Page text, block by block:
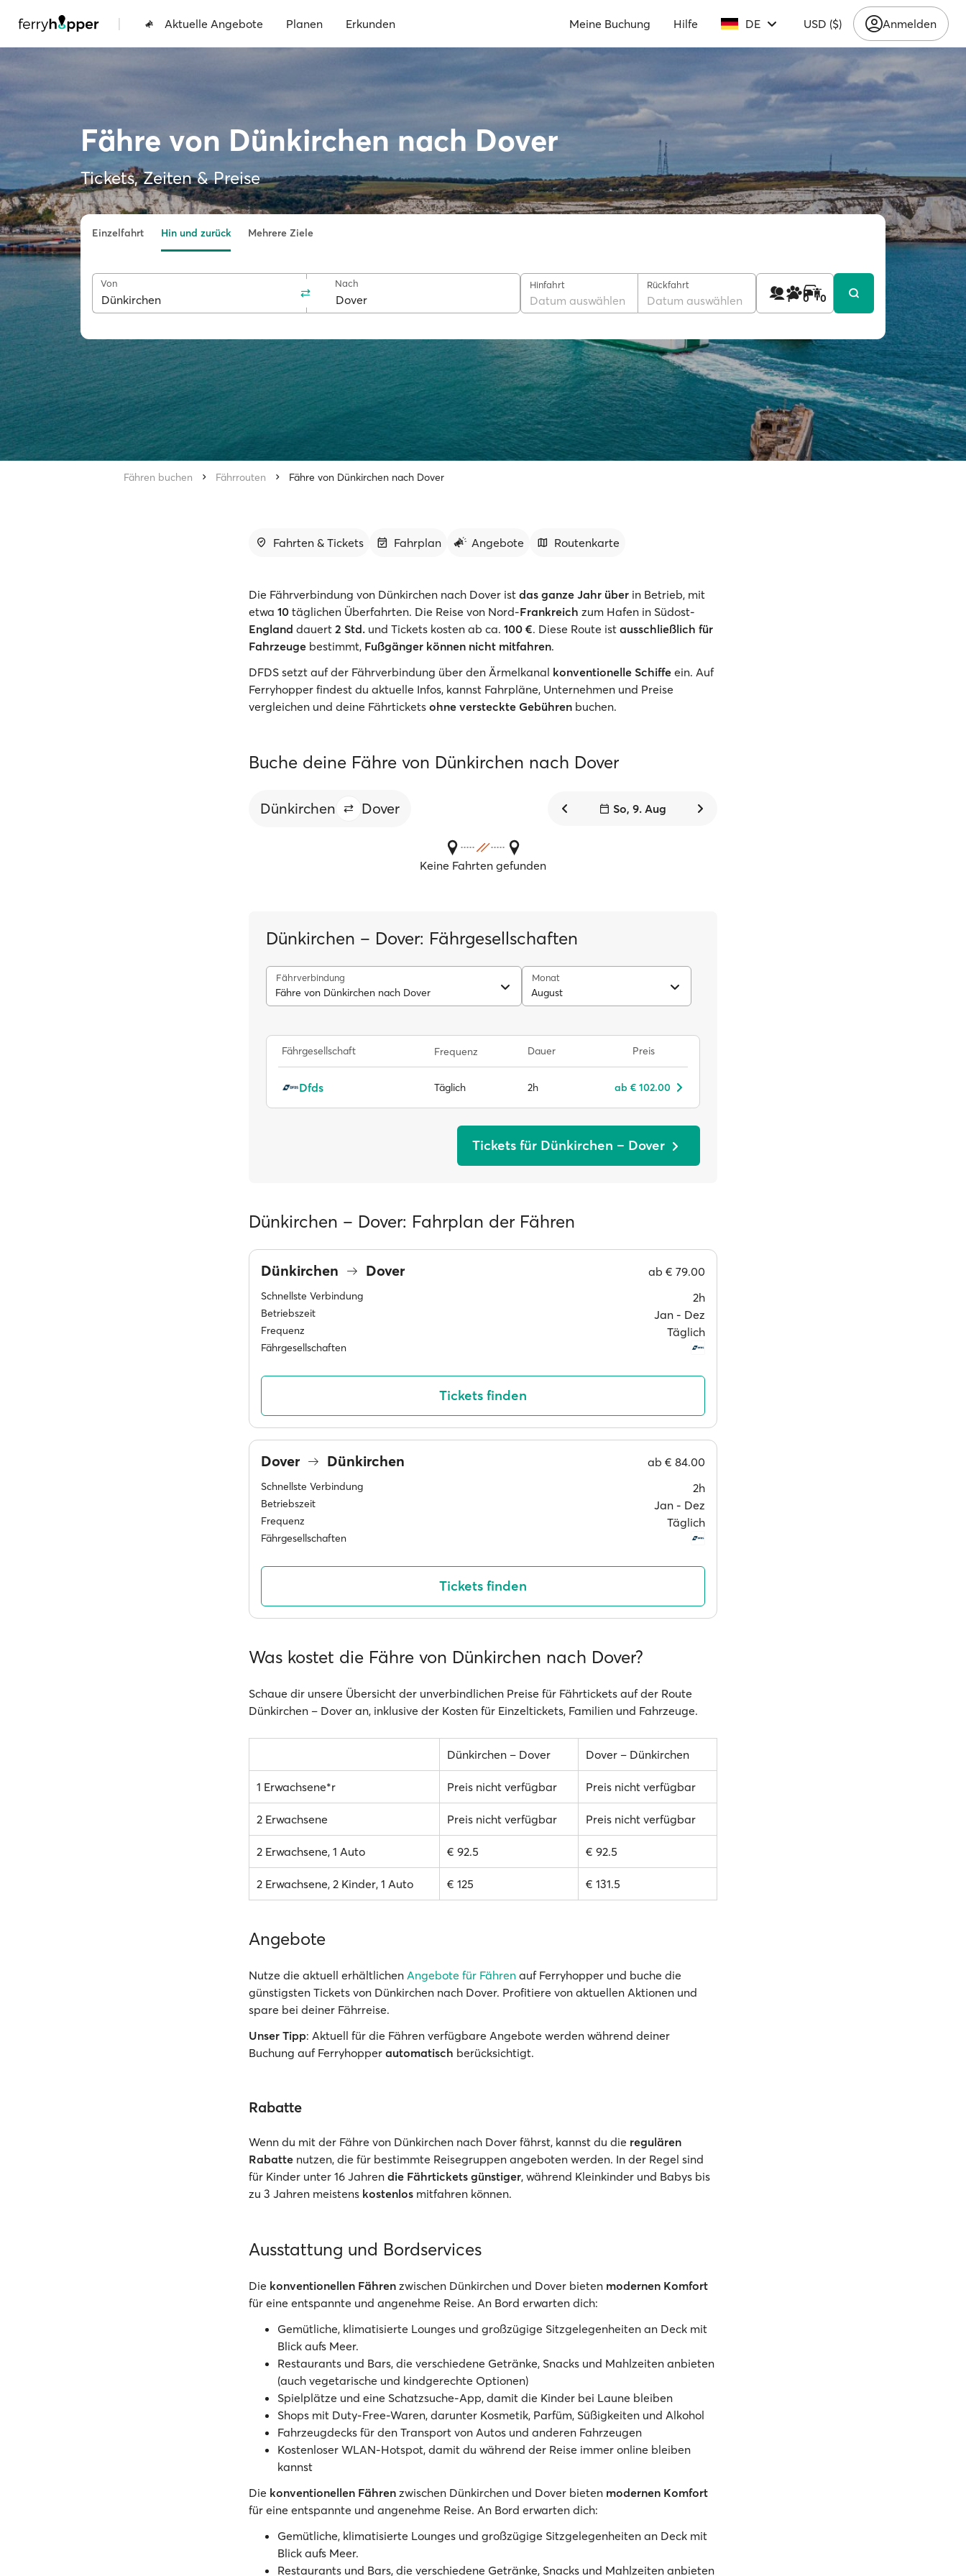
| Aktuelle Angebote Planen Erkunden Meine Buchung Hilfe DE USD ($) Anmelden
Fähre von Dünkirchen nach Dover
Tickets, Zeiten & Preise
Einzelfahrt Hin und zurück Mehrere Ziele
Von Nach Hinfahrt
Datum auswählen
Rückfahrt
Datum auswählen 1 0 0
Fähren buchen Fährrouten Fähre von Dünkirchen nach Dover
Fahrten & Tickets Fahrplan Angebote Routenkarte
Die Fährverbindung von Dünkirchen nach Dover ist das ganze Jahr über in Betrieb, mit
etwa 10 täglichen Überfahrten. Die Reise von Nord-Frankreich zum Hafen in Südost-
England dauert 2 Std. und Tickets kosten ab ca. 100 €. Diese Route ist ausschließlich für
Fahrzeuge bestimmt, Fußgänger können nicht mitfahren.
DFDS setzt auf der Fährverbindung über den Ärmelkanal konventionelle Schiffe ein. Auf
Ferryhopper findest du aktuelle Infos, kannst Fahrpläne, Unternehmen und Preise
vergleichen und deine Fährtickets ohne versteckte Gebühren buchen.
Buche deine Fähre von Dünkirchen nach Dover
Dünkirchen Dover So, 9. Aug
Keine Fahrten gefunden
Dünkirchen – Dover: Fährgesellschaften
Fährverbindung
Fähre von Dünkirchen nach Dover
Monat
August
Fährgesellschaft Frequenz Dauer Preis
Dfds Täglich 2h ab € 102.00
Tickets für Dünkirchen – Dover
Dünkirchen – Dover: Fahrplan der Fähren
Dünkirchen Dover ab € 79.00
Schnellste Verbindung 2h
Betriebszeit Jan ‐ Dez
Frequenz Täglich
Fährgesellschaften
Tickets finden
Dover Dünkirchen ab € 84.00
Schnellste Verbindung 2h
Betriebszeit Jan ‐ Dez
Frequenz Täglich
Fährgesellschaften
Tickets finden
Was kostet die Fähre von Dünkirchen nach Dover?
Schaue dir unsere Übersicht der unverbindlichen Preise für Fährtickets auf der Route
Dünkirchen – Dover an, inklusive der Kosten für Einzeltickets, Familien und Fahrzeuge.
Dünkirchen – Dover Dover – Dünkirchen
1 Erwachsene*r Preis nicht verfügbar Preis nicht verfügbar
2 Erwachsene Preis nicht verfügbar Preis nicht verfügbar
2 Erwachsene, 1 Auto € 92.5 € 92.5
2 Erwachsene, 2 Kinder, 1 Auto € 125 € 131.5
Angebote
Nutze die aktuell erhältlichen Angebote für Fähren auf Ferryhopper und buche die
günstigsten Tickets von Dünkirchen nach Dover. Profitiere von aktuellen Aktionen und
spare bei deiner Fährreise.
Unser Tipp: Aktuell für die Fähren verfügbare Angebote werden während deiner
Buchung auf Ferryhopper automatisch berücksichtigt.
Rabatte
Wenn du mit der Fähre von Dünkirchen nach Dover fährst, kannst du die regulären
Rabatte nutzen, die für bestimmte Reisegruppen angeboten werden. In der Regel sind
für Kinder unter 16 Jahren die Fährtickets günstiger, während Kleinkinder und Babys bis
zu 3 Jahren meistens kostenlos mitfahren können.
Ausstattung und Bordservices
Die konventionellen Fähren zwischen Dünkirchen und Dover bieten modernen Komfort
für eine entspannte und angenehme Reise. An Bord erwarten dich:
Gemütliche, klimatisierte Lounges und großzügige Sitzgelegenheiten an Deck mit
Blick aufs Meer.
Restaurants und Bars, die verschiedene Getränke, Snacks und Mahlzeiten anbieten
(auch vegetarische und kindgerechte Optionen)
Spielplätze und eine Schatzsuche-App, damit die Kinder bei Laune bleiben
Shops mit Duty-Free-Waren, darunter Kosmetik, Parfüm, Süßigkeiten und Alkohol
Fahrzeugdecks für den Transport von Autos und anderen Fahrzeugen
Kostenloser WLAN-Hotspot, damit du während der Reise immer online bleiben
kannst
Die konventionellen Fähren zwischen Dünkirchen und Dover bieten modernen Komfort
für eine entspannte und angenehme Reise. An Bord erwarten dich:
Gemütliche, klimatisierte Lounges und großzügige Sitzgelegenheiten an Deck mit
Blick aufs Meer.
Restaurants und Bars, die verschiedene Getränke, Snacks und Mahlzeiten anbieten